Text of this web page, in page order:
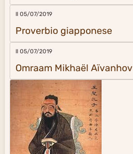
Il 05/07/2019
Proverbio giapponese
Il 05/07/2019
Omraam Mikhaël Aïvanhov